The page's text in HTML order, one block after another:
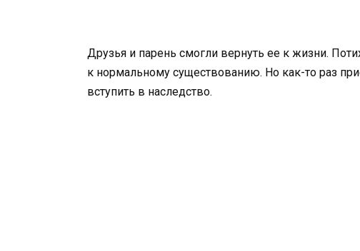
Друзья и парень смогли вернуть ее к жизни.
к нормальному существованию. Но как-то раз
вступить в наследство.